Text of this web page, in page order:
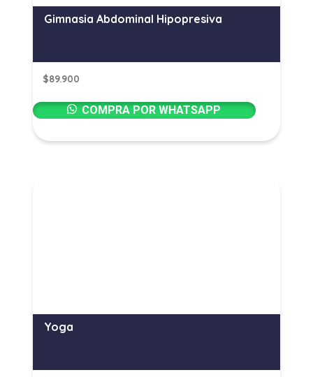
Gimnasia Abdominal Hipopresiva
$89.900
COMPRA POR WHATSAPP
Yoga